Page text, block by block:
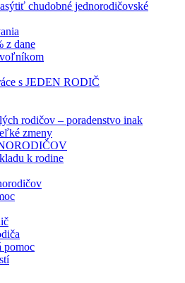
chudobné jednorodičovské
z dane
s JEDEN RODIČ
rodičov – poradenstvo inak
zmeny
k rodine
pomoc